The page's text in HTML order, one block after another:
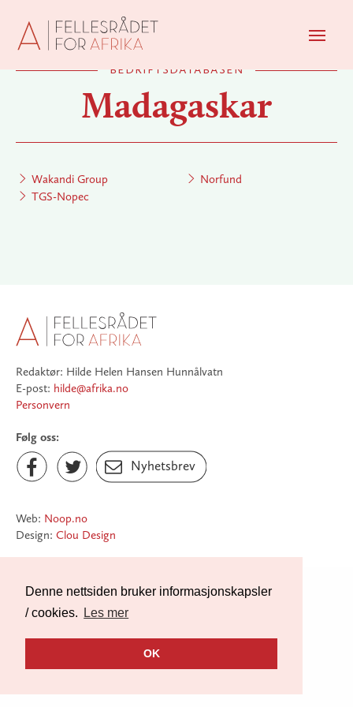
Denne nettsiden bruker informasjonskapsler
/ cookies.
Les mer
OK
Meny
bedriftsdatabasen
Madagaskar
Wakandi Group
TGS-Nopec
Norfund
Redaktør: Hilde Helen Hansen Hunnålvatn
E-post: hilde@afrika.no
Personvern
Følg oss:
Facebook
 Twitter
 Nyhetsbrev
 Nyhetsbrev
Web: Noop.no
Design: Clou Design